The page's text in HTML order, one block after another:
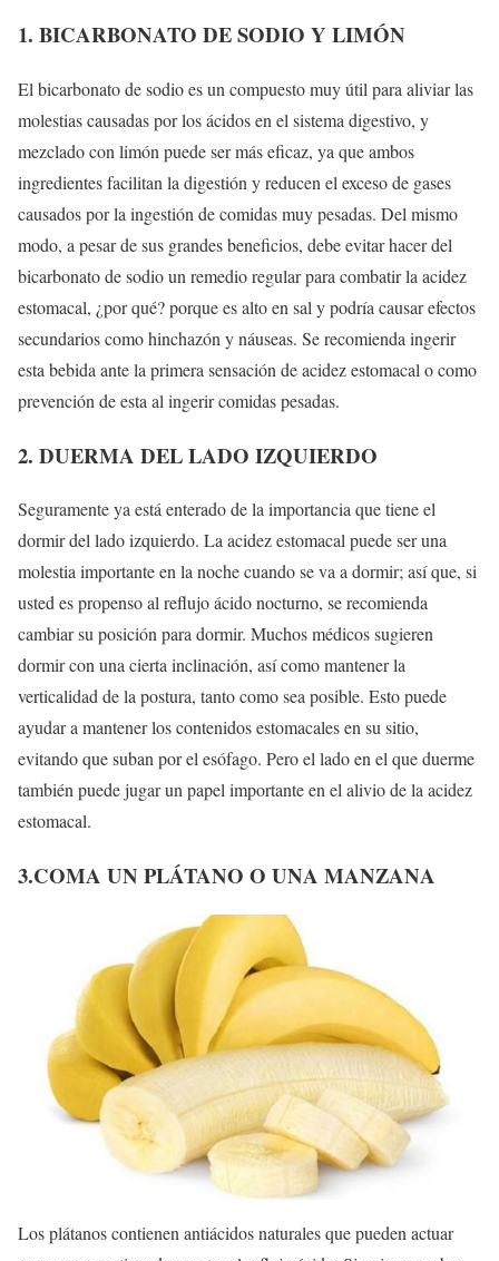
1. BICARBONATO DE SODIO Y LIMÓN
El bicarbonato de sodio es un compuesto muy útil para aliviar las
molestias causadas por los ácidos en el sistema digestivo, y
mezclado con limón puede ser más eficaz, ya que ambos
ingredientes facilitan la digestión y reducen el exceso de gases
causados por la ingestión de comidas muy pesadas. Del mismo
modo, a pesar de sus grandes beneficios, debe evitar hacer del
bicarbonato de sodio un remedio regular para combatir la acidez
estomacal, ¿por qué? porque es alto en sal y podría causar efectos
secundarios como hinchazón y náuseas. Se recomienda ingerir
esta bebida ante la primera sensación de acidez estomacal o como
prevención de esta al ingerir comidas pesadas.
2. DUERMA DEL LADO IZQUIERDO
Seguramente ya está enterado de la importancia que tiene el
dormir del lado izquierdo. La acidez estomacal puede ser una
molestia importante en la noche cuando se va a dormir; así que, si
usted es propenso al reflujo ácido nocturno, se recomienda
cambiar su posición para dormir. Muchos médicos sugieren
dormir con una cierta inclinación, así como mantener la
verticalidad de la postura, tanto como sea posible. Esto puede
ayudar a mantener los contenidos estomacales en su sitio,
evitando que suban por el esófago. Pero el lado en el que duerme
también puede jugar un papel importante en el alivio de la acidez
estomacal.
3.COMA UN PLÁTANO O UNA MANZANA
Los plátanos contienen antiácidos naturales que pueden actuar